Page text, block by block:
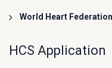
World Heart
HCS Application